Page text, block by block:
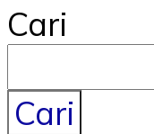
Cari
Cari